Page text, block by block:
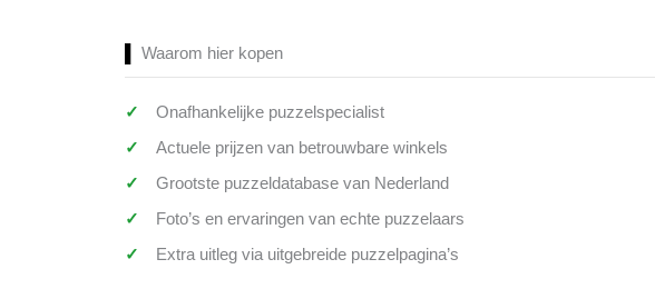
Waarom hier kopen
Onafhankelijke puzzelspecialist
Actuele prijzen van betrouwbare winkels
Grootste puzzeldatabase van Nederland
Foto’s en ervaringen van echte puzzelaars
Extra uitleg via uitgebreide puzzelpagina’s